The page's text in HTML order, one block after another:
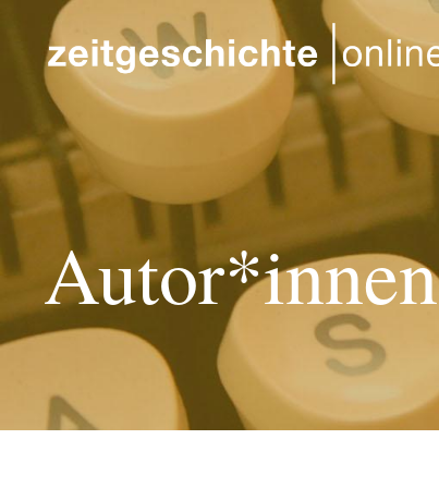
Direkt zum Inhalt
Autor*innen